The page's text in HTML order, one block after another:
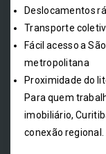
Deslocamentos
Transporte
Fácil acesso a
metropolitana
Proximidade do
Para quem
imobiliário,
conexão regional.